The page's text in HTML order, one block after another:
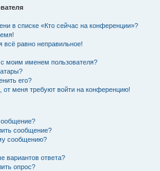
в списке «Кто сейчас на конференции»?
всё равно неправильное!
моим именем пользователя?
его?
от меня требуют войти на конференцию!
сообщение?
сообщению?
вариантов ответа?
опрос?